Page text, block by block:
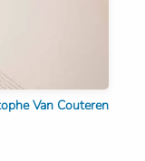
Van Couteren